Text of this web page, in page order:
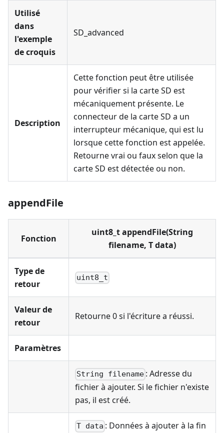
Utilisé
dans
l'exemple
de croquis
SD_advanced
Description
Cette fonction peut être utilisée
pour vérifier si la carte SD est
mécaniquement présente. Le
connecteur de la carte SD a un
interrupteur mécanique, qui est lu
lorsque cette fonction est appelée.
Retourne vrai ou faux selon que la
carte SD est détectée ou non.
appendFile
Fonction
uint8_t appendFile(String
filename, T data)
Type de
retour
uint8_t
Valeur de
retour
Retourne 0 si l'écriture a réussi.
Paramètres
String filename : Adresse du
fichier à ajouter. Si le fichier n'existe
pas, il est créé.
T data : Données à ajouter à la fin